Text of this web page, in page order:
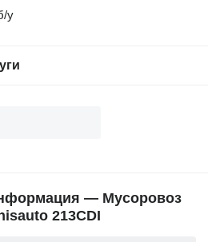
у
— Мусоровоз
213CDI